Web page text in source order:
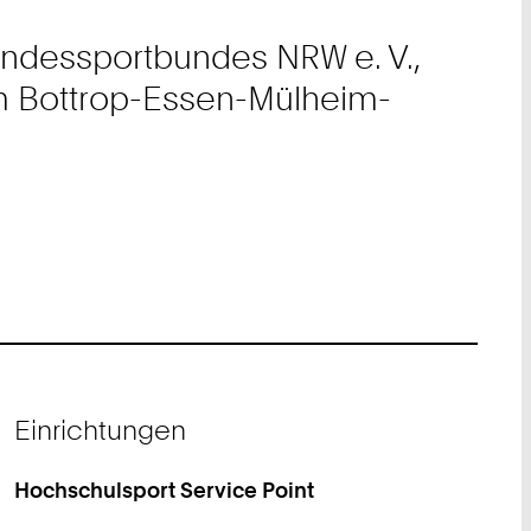
NRW e. V.,
Bottrop-Essen-Mülheim-
Einrichtungen
Hochschulsport Service Point